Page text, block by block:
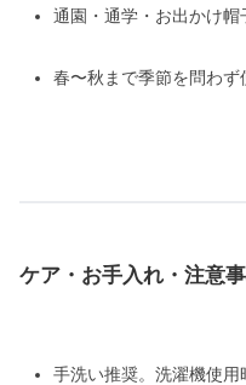
通園・通学・お出かけ帽
春〜秋まで季節を問わず
ケア・お手入れ・注意
手洗い推奨。洗濯機使